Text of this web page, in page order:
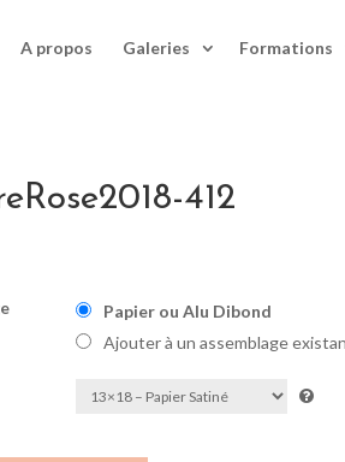
A propos Galeries Formations
412
Papier ou Alu Dibond
Ajouter à un assemblage